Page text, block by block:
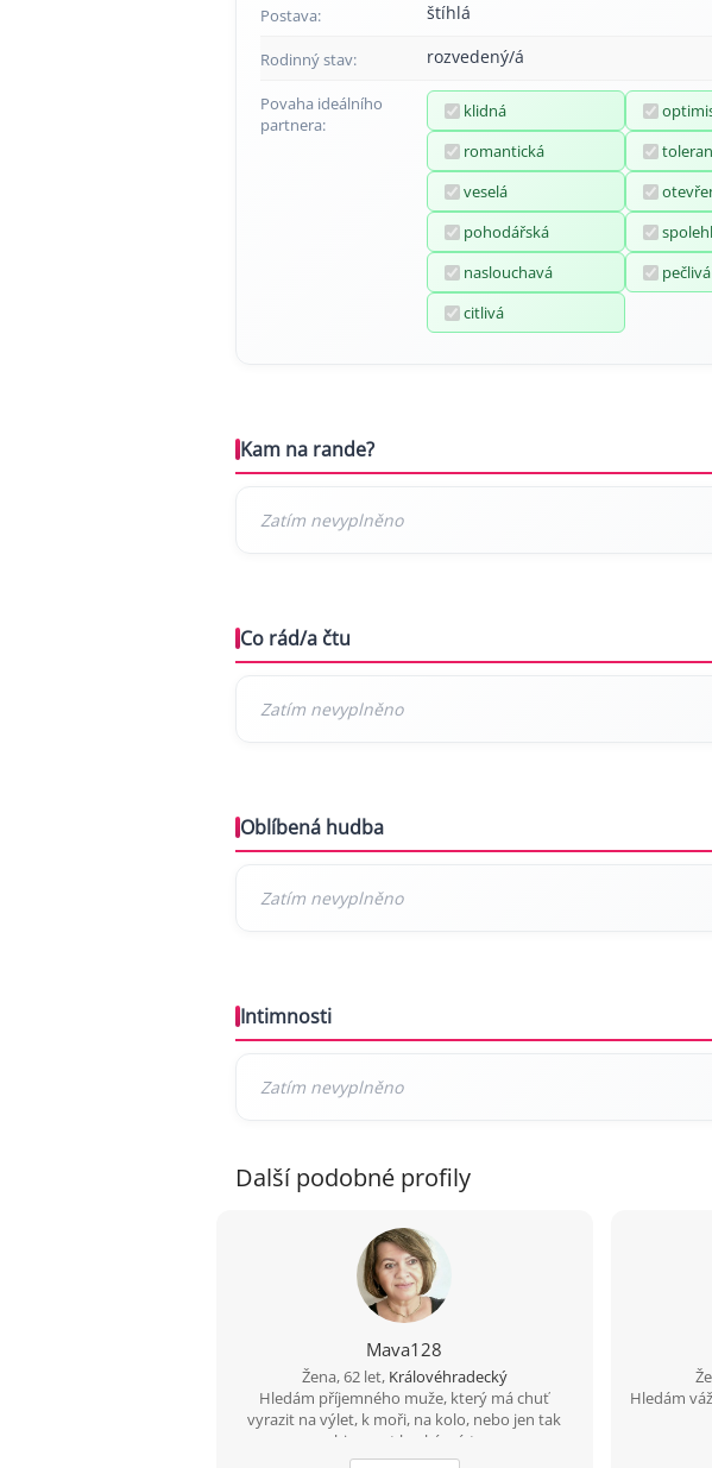
Postava: štíhlá
Rodinný stav: rozvedený/á
Povaha ideálního
partnera:
klidná
romantická
veselá
pohodářská
naslouchavá
pečlivá
citlivá
Kam na rande?
Co rád/a čtu
Oblíbená hudba
Intimnosti
Další podobné profily
Mava128
Žena, 62 let, Královéhradecký
Hledám příjemného muže, který má chuť
vyrazit na výlet, k moři, na kolo, nebo jen tak
objevovat hezká místa
Hledám